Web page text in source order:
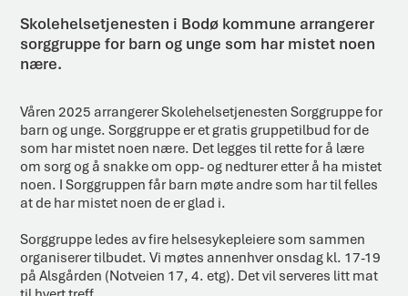
Skolehelsetjenesten i Bodø kommune arrangerer
sorggruppe for barn og unge som har mistet noen
nære.
Våren 2025 arrangerer Skolehelsetjenesten Sorggruppe for
barn og unge. Sorggruppe er et gratis gruppetilbud for de
som har mistet noen nære. Det legges til rette for å lære
om sorg og å snakke om opp- og nedturer etter å ha mistet
noen. I Sorggruppen får barn møte andre som har til felles
at de har mistet noen de er glad i.
Sorggruppe ledes av fire helsesykepleiere som sammen
organiserer tilbudet. Vi møtes annenhver onsdag kl. 17-19
på Alsgården (Notveien 17, 4. etg). Det vil serveres litt mat